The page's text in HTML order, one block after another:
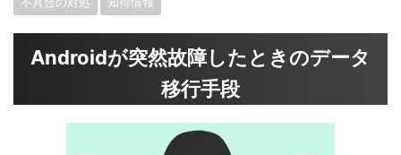
Androidが突然故障したときのデータ
移行手段